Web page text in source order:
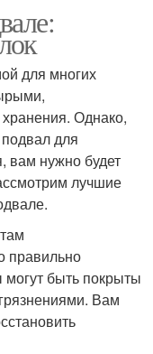
для многих
Однако,
для
вам нужно будет
лучшие
правильно
могут быть покрыты
Вам